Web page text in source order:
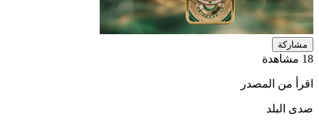
مشاركة
18 مشاهدة
اقرأ من المصدر
صدى البلد